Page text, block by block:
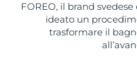
FOREO, il brand
ideato un
trasformare il